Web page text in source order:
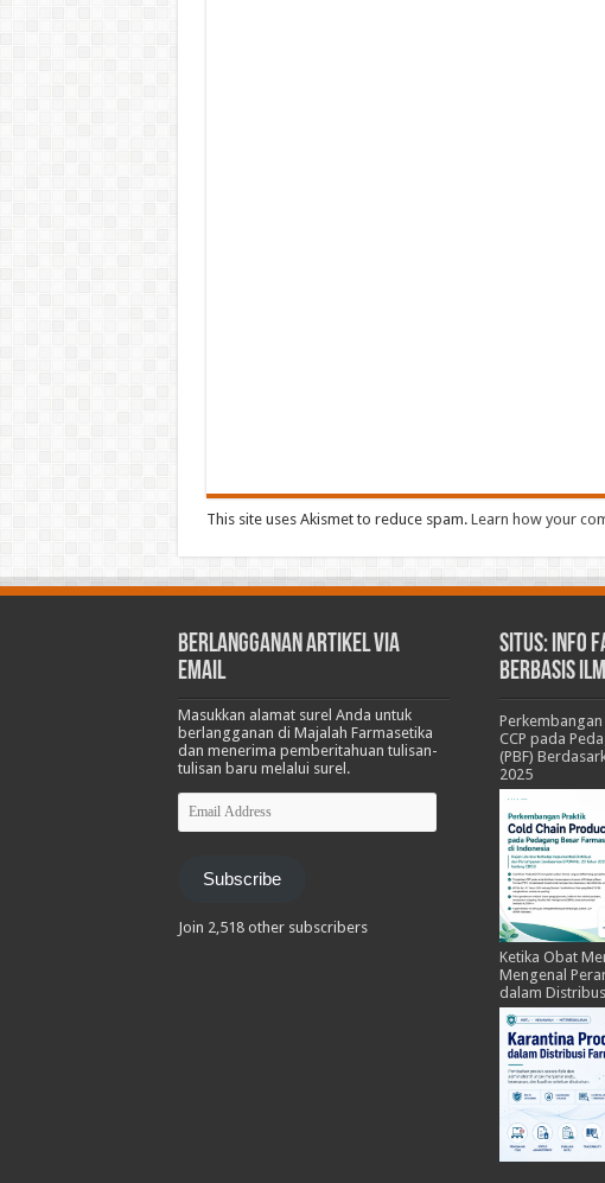
This site uses Akismet to reduce spam. Learn how your
Berlangganan Artikel via
Email
Masukkan alamat surel Anda untuk
berlangganan di Majalah Farmasetika
dan menerima pemberitahuan tulisan-
tulisan baru melalui surel.
Email
Address
Subscribe
Join 2,518 other subscribers
Situs: Info
Berbasis
CCP pada
(PBF)
2025
Ketika Obat
Mengenal
dalam